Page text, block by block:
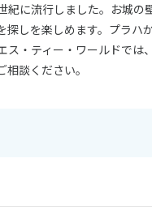
紀に流行しました。お城の
探しを楽しめます。プラハ
ス・ティー・ワールドでは
談ください。